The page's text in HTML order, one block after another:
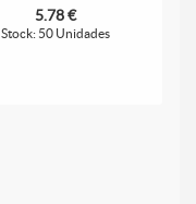
5.78 €
Stock: 50 Unidades